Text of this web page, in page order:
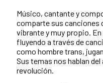
Músico, cantante y
comparte sus canciones
vibrante y muy propio.
fluyendo a través de
como hombre trans,
Sus temas nos hablan
revolución.